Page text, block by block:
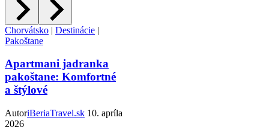
Chorvátsko | Destinácie |
Pakoštane
Apartmani jadranka
pakoštane: Komfortné
a štýlové
AutoriBeriaTravel.sk 10. apríla
2026